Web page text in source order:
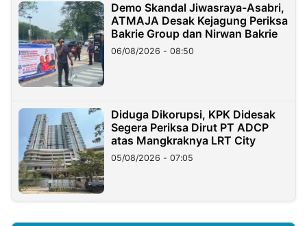
Demo Skandal Jiwasraya-Asabri,
ATMAJA Desak Kejagung Periksa
Bakrie Group dan Nirwan Bakrie
06/08/2026 - 08:50
Diduga Dikorupsi, KPK Didesak
Segera Periksa Dirut PT ADCP
atas Mangkraknya LRT City
05/08/2026 - 07:05